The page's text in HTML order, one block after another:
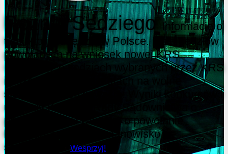
Poznaj Sędziego
Informacje o
tym, kto jest sędzią w Polsce. Lista sędziów
powołanych na wniosek nowej KRS.
Informacje o sędziach wybranych przez KRS
i pozostałych kandydatach na wolne
stanowiska sędziowskie. Wyniki konkursów i
uchwały Krajowej Rady Sądownictwa o
przedstawieniu wniosku o powołanie
kandydata na wolne stanowisko
sędziowskie.
Wesprzyj!